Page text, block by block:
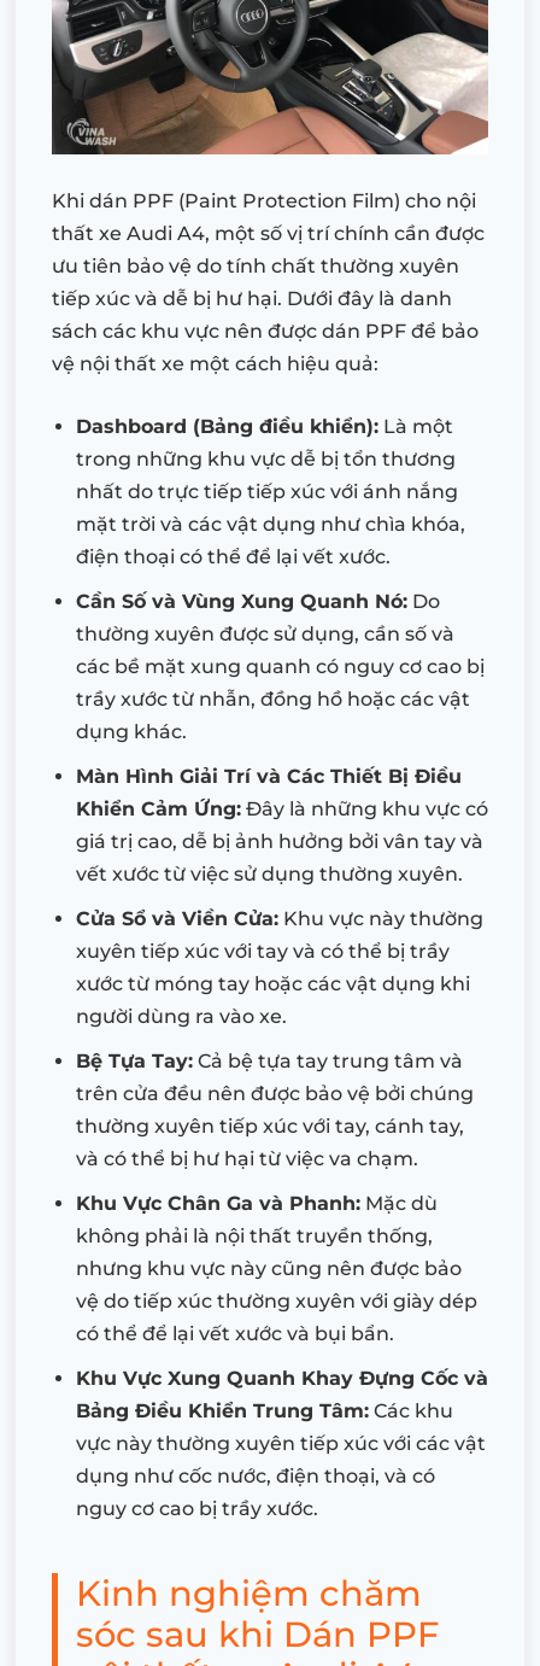
Khi dán PPF (Paint Protection Film) cho nội
thất xe Audi A4, một số vị trí chính cần được
ưu tiên bảo vệ do tính chất thường xuyên
tiếp xúc và dễ bị hư hại. Dưới đây là danh
sách các khu vực nên được dán PPF để bảo
vệ nội thất xe một cách hiệu quả:
Dashboard (Bảng điều khiển): Là một
trong những khu vực dễ bị tổn thương
nhất do trực tiếp tiếp xúc với ánh nắng
mặt trời và các vật dụng như chìa khóa,
điện thoại có thể để lại vết xước.
Cần Số và Vùng Xung Quanh Nó: Do
thường xuyên được sử dụng, cần số và
các bề mặt xung quanh có nguy cơ cao bị
trầy xước từ nhẫn, đồng hồ hoặc các vật
dụng khác.
Màn Hình Giải Trí và Các Thiết Bị Điều
Khiển Cảm Ứng: Đây là những khu vực có
giá trị cao, dễ bị ảnh hưởng bởi vân tay và
vết xước từ việc sử dụng thường xuyên.
Cửa Sổ và Viền Cửa: Khu vực này thường
xuyên tiếp xúc với tay và có thể bị trầy
xước từ móng tay hoặc các vật dụng khi
người dùng ra vào xe.
Bệ Tựa Tay: Cả bệ tựa tay trung tâm và
trên cửa đều nên được bảo vệ bởi chúng
thường xuyên tiếp xúc với tay, cánh tay,
và có thể bị hư hại từ việc va chạm.
Khu Vực Chân Ga và Phanh: Mặc dù
không phải là nội thất truyền thống,
nhưng khu vực này cũng nên được bảo
vệ do tiếp xúc thường xuyên với giày dép
có thể để lại vết xước và bụi bẩn.
Khu Vực Xung Quanh Khay Đựng Cốc và
Bảng Điều Khiển Trung Tâm: Các khu
vực này thường xuyên tiếp xúc với các vật
dụng như cốc nước, điện thoại, và có
nguy cơ cao bị trầy xước.
Kinh nghiệm chăm
sóc sau khi Dán PPF